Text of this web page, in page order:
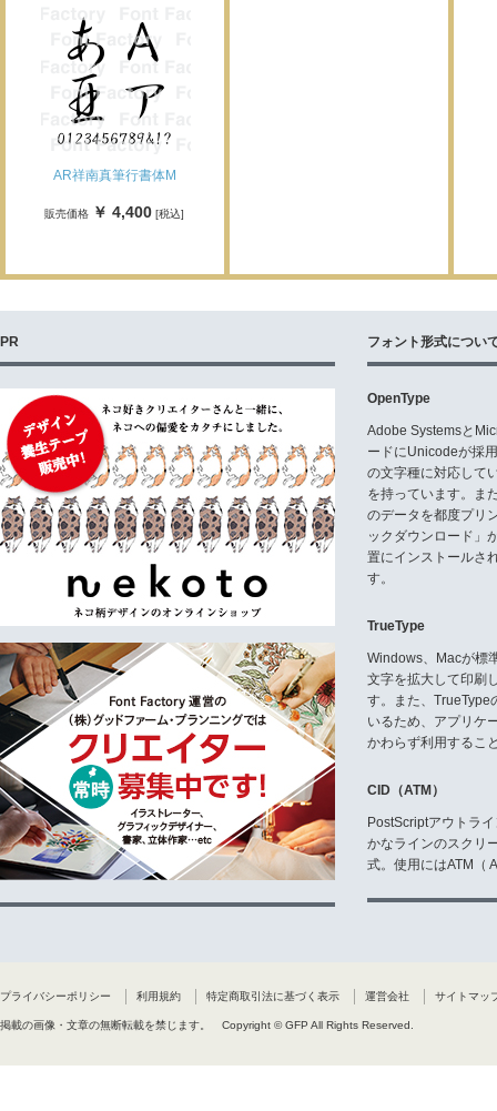
AR祥南真筆行書体M
販売価格 ￥ 4,400 [税込]
PR フォント形式につい
OpenType
Adobe Systemsと
ードにUnicodeが採
の文字種に対応して
を持っています。ま
のデータを都度プリ
ックダウンロード」
置にインストールさ
す。
TrueType
Windows、Macが標
文字を拡大して印刷
す。また、TrueType
いるため、アプリケ
かわらず利用するこ
CID（ATM）
PostScriptアウトラ
かなラインのスクリ
式。使用にはATM（
プライバシーポリシー 利用規約 特定商取引法に基づく表示 運営会社 サイトマッ
掲載の画像・文章の無断転載を禁じます。 Copyright © GFP All Rights Reserved.